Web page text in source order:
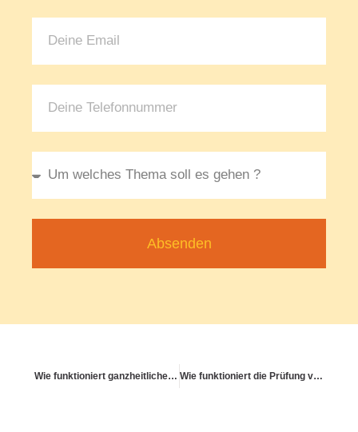
Absenden
Wie funktioniert ganzheitliche Selbstakzeptanz? Wie funktioniert die Prüfung von Rechnungen in der PKV?